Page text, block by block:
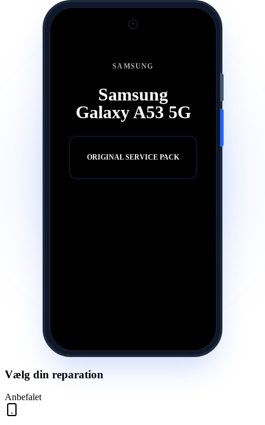
SAMSUNG
Samsung
Galaxy A53 5G
ORIGINAL SERVICE PACK
Vælg din reparation
Anbefalet